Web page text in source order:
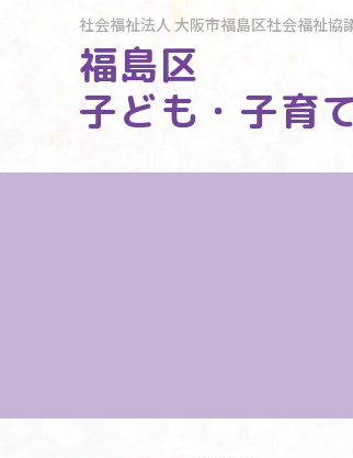
社会福祉法人大阪市福島区社会福祉協
福島区
子ども・子育